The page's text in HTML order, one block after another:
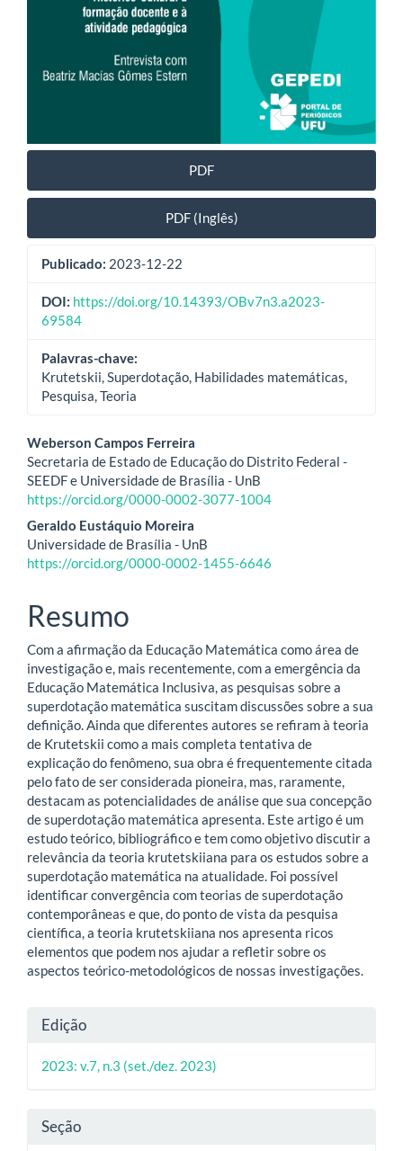
PDF
PDF (Inglês)
Publicado: 2023-12-22
DOI: https://doi.org/10.14393/OBv7n3.a2023-
69584
Palavras-chave:
Krutetskii, Superdotação, Habilidades matemáticas,
Pesquisa, Teoria
Conteúdo
do
artigo
principal
Weberson Campos Ferreira
Secretaria de Estado de Educação do Distrito Federal -
SEEDF e Universidade de Brasília - UnB
https://orcid.org/0000-0002-3077-1004
Geraldo Eustáquio Moreira
Universidade de Brasília - UnB
https://orcid.org/0000-0002-1455-6646
Resumo
Com a afirmação da Educação Matemática como área de
investigação e, mais recentemente, com a emergência da
Educação Matemática Inclusiva, as pesquisas sobre a
superdotação matemática suscitam discussões sobre a sua
definição. Ainda que diferentes autores se refiram à teoria
de Krutetskii como a mais completa tentativa de
explicação do fenômeno, sua obra é frequentemente citada
pelo fato de ser considerada pioneira, mas, raramente,
destacam as potencialidades de análise que sua concepção
de superdotação matemática apresenta. Este artigo é um
estudo teórico, bibliográfico e tem como objetivo discutir a
relevância da teoria krutetskiiana para os estudos sobre a
superdotação matemática na atualidade. Foi possível
identificar convergência com teorias de superdotação
contemporâneas e que, do ponto de vista da pesquisa
científica, a teoria krutetskiiana nos apresenta ricos
elementos que podem nos ajudar a refletir sobre os
aspectos teórico-metodológicos de nossas investigações.
Detalhes
do
Edição
2023: v.7, n.3 (set./dez. 2023)
Seção